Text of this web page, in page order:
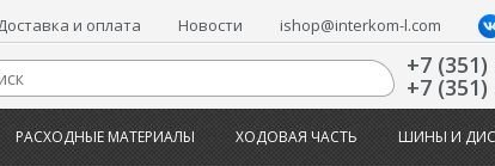
и оплата Новости ishop@interkom-l.com
+7
+7
РАСХОДНЫЕ МАТЕРИАЛЫ ХОДОВАЯ ЧАСТЬ ШИНЫ И